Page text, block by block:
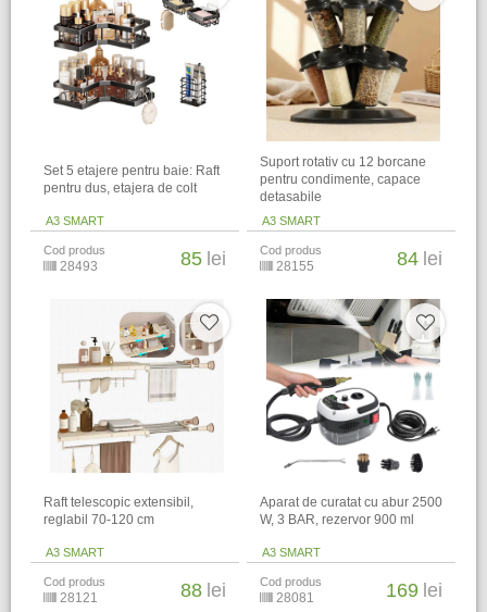
Set 5 etajere pentru baie: Raft
pentru dus, etajera de colt
A3 SMART
Cod produs
28493 85 lei
Suport rotativ cu 12 borcane
pentru condimente, capace
detasabile
A3 SMART
Cod produs
28155 84 lei
Raft telescopic extensibil,
reglabil 70-120 cm
A3 SMART
Cod produs
28121 88 lei
Aparat de curatat cu abur 2500
W, 3 BAR, rezervor 900 ml
A3 SMART
Cod produs
28081 169 lei